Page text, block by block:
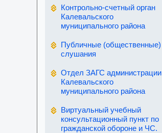
Контрольно-счетный орган
Калевальского
муниципального района
Публичные (общественные)
слушания
Отдел ЗАГС администрации
Калевальского
муниципального района
Виртуальный учебный
консультационный пункт по
гражданской обороне и ЧС.